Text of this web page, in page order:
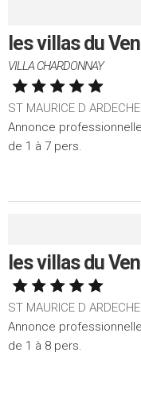
les villas du
VILLA CHARDONNAY
ST MAURICE D ARDECHE
Annonce professionnelle
de 1 à 7 pers.
les villas du
ST MAURICE D ARDECHE
Annonce professionnelle
de 1 à 8 pers.